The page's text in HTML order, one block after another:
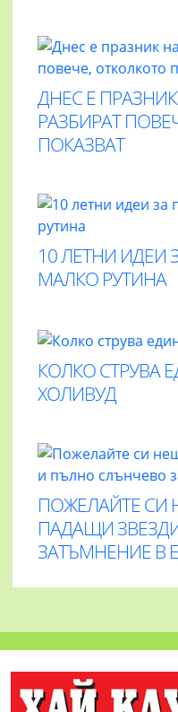
ДНЕС Е
РАЗБИРАТ
ПОКАЗВАТ
10 ЛЕТНИ ИДЕИ
МАЛКО РУТИНА
КОЛКО СТРУВА
ХОЛИВУД
ПОЖЕЛАЙТЕ СИ
ПАДАЩИ
ЗАТЪМНЕНИЕ В